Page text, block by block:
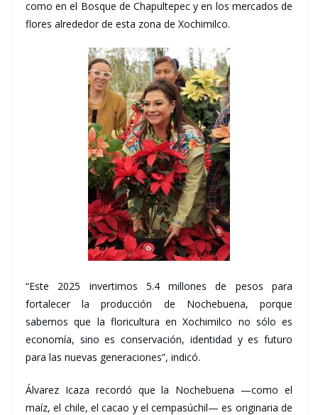
como en el Bosque de Chapultepec y en los mercados de
flores alrededor de esta zona de Xochimilco.
“Este 2025 invertimos 5.4 millones de pesos para
fortalecer la producción de Nochebuena, porque
sabemos que la floricultura en Xochimilco no sólo es
economía, sino es conservación, identidad y es futuro
para las nuevas generaciones”, indicó.
Álvarez Icaza recordó que la Nochebuena —como el
maíz, el chile, el cacao y el cempasúchil— es originaria de